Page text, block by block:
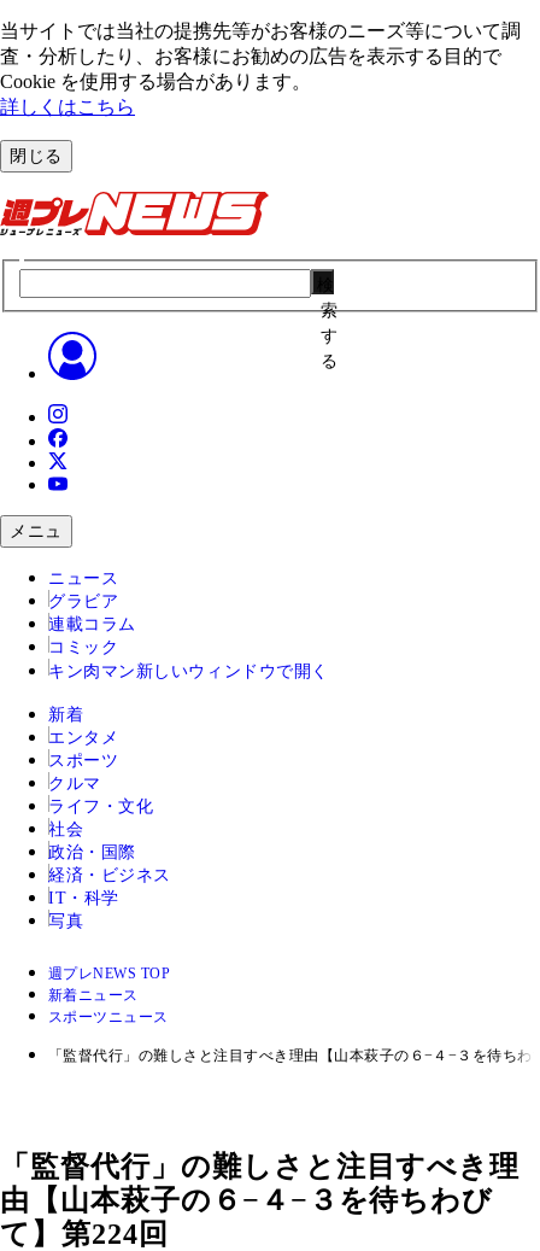
当サイトでは当社の提携先等がお客様のニーズ等について調
査・分析したり、お客様にお勧めの広告を表⽰する⽬的で
Cookie を使⽤する場合があります。
詳しくはこちら
閉じる
索
す
る
メニュ
ニュース
グラビア
連載コラム
コミック
キン肉マン 新しいウィンドウで開く
新着
エンタメ
スポーツ
クルマ
ライフ・文化
社会
政治・国際
経済・ビジネス
IT・科学
写真
週プレNEWS TOP
新着ニュース
スポーツニュース
「監督代行」の難しさと注目すべき理由【山本萩子の６−４−３を待ちわ
「監督代行」の難しさと注目すべき理
由【山本萩子の６−４−３を待ちわび
て】第224回